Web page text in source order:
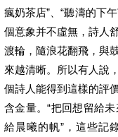
瘋奶茶店”、“聽濤的下
個意象并不虛無，詩人
渡輪，隨浪花翻飛，與
來越清晰。所以有人說
個詩人能得到這樣的評
含金量。“把回想留給
給晨曦的帆”，這些記